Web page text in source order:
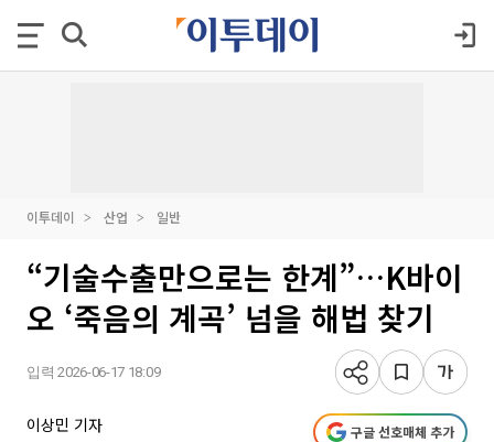
이투데이 산업 일반
“기술수출만으로는 한계”…K바이
오 ‘죽음의 계곡’ 넘을 해법 찾기
입력 2026-06-17 18:09
이상민 기자 구글 선호매체 추가